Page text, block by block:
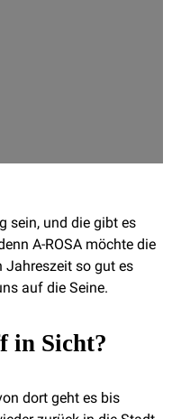
sein, und die gibt es
A-ROSA möchte die
Jahreszeit so gut es
auf die Seine.
in Sicht?
dort geht es bis